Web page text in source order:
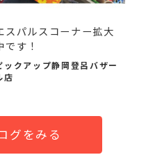
スパルスコーナー拡大
です！
ックアップ静岡登呂バザー
店
グをみる